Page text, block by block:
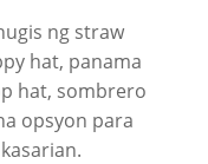
ng straw
hat, panama
hat, sombrero
opsyon para